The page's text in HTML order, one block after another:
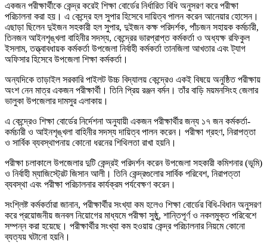
একজন পরীক্ষার্থীকে কেন্দ্র করেই শিক্ষা বোর্ডের নির্ধারিত বিধি অনুসরণ করে পরীক্ষা
পরিচালনা করা হয়। এ কেন্দ্রে হল সুপার হিসেবে দায়িত্ব পালন করেন আনেয়ার হোসেন।
এছাড়া ছিলেন দুইজন সহকারী হল সুপার, দুইজন কক্ষ পরিদর্শক, পাঁচজন সহায়ক কর্মচারী,
তিনজন আইনশৃঙ্খলা বাহিনীর সদস্য, কেন্দ্রের ভারপ্রাপ্ত কর্মকর্তা ও অধ্যক্ষ রফিকুল
ইসলাম, তত্ত্বাবধায়ক কর্মকর্তা উপজেলা নির্বাহী কর্মকর্তা তানজিলা আখতার এবং ট্যাগ
অফিসার হিসেবে উপজেলা শিক্ষা কর্মকর্তা।
অন্যদিকে তাড়াইল সরকারি পাইলট উচ্চ বিদ্যালয় কেন্দ্রেও একই বিষয়ে অনুষ্ঠিত পরীক্ষায়
অংশ নেন মাত্র একজন পরীক্ষার্থী। তিনি প্রিয় রঞ্জন বর্মন। তাঁর বাড়ি ময়মনসিংহ জেলার
ভালুকা উপজেলার দামসুর এলাকায়।
এ কেন্দ্রেও শিক্ষা বোর্ডের নির্দেশনা অনুযায়ী একজন পরীক্ষার্থীর জন্য ১৭ জন কর্মকর্তা-
কর্মচারী ও আইনশৃঙ্খলা বাহিনীর সদস্য দায়িত্ব পালন করেন। পরীক্ষা গ্রহণ, নিরাপত্তা
ও সার্বিক ব্যবস্থাপনায় কোনো ধরনের শিথিলতা রাখা হয়নি।
পরীক্ষা চলাকালে উপজেলার দুটি কেন্দ্রই পরিদর্শন করেন উপজেলা সহকারী কমিশনার (ভূমি)
ও নির্বাহী ম্যাজিস্ট্রেট জিসান আলী। তিনি কেন্দ্রগুলোর সার্বিক পরিবেশ, নিরাপত্তা
ব্যবস্থা এবং পরীক্ষা পরিচালনার কার্যক্রম পর্যবেক্ষণ করেন।
সংশ্লিষ্ট কর্মকর্তারা জানান, পরীক্ষার্থীর সংখ্যা কম হলেও শিক্ষা বোর্ডের বিধি-বিধান অনুসরণ
করে প্রয়োজনীয় জনবল নিয়োগের মাধ্যমে পরীক্ষা সুষ্ঠু, শান্তিপূর্ণ ও নকলমুক্ত পরিবেশে
সম্পন্ন করা হয়েছে। পরীক্ষার্থীর সংখ্যা কম হওয়ায় কেন্দ্র পরিচালনার নিয়মে কোনো
ব্যত্যয় ঘটানো হয়নি।